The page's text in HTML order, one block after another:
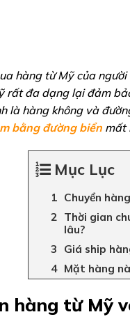
hàng từ Mỹ của
rất đa dạng lại đảm
là hàng không và
bằng đường biển mất
Mục Lục
Chuyển
Thời gian
lâu?
Giá ship
Mặt hàng
hàng từ Mỹ